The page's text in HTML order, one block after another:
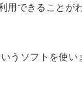
用できることが
いうソフトを使い